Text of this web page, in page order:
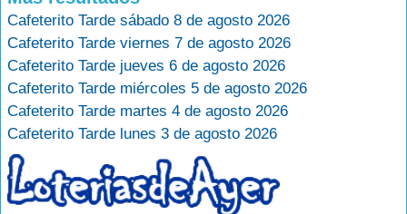
Cafeterito Tarde sábado 8 de agosto 2026
Cafeterito Tarde viernes 7 de agosto 2026
Cafeterito Tarde jueves 6 de agosto 2026
Cafeterito Tarde miércoles 5 de agosto 2026
Cafeterito Tarde martes 4 de agosto 2026
Cafeterito Tarde lunes 3 de agosto 2026